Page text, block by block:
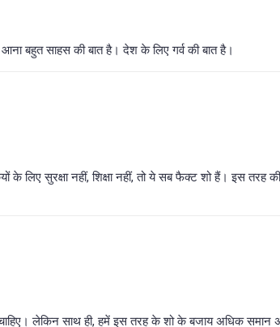
बहुत साहस की बात है। देश के लिए गर्व की बात है।
सुरक्षा नहीं, शिक्षा नहीं, तो ये सब फैक्ट शो हैं। इस तरह
लेकिन साथ ही, हमें इस तरह के शो के बजाय अधिक समान